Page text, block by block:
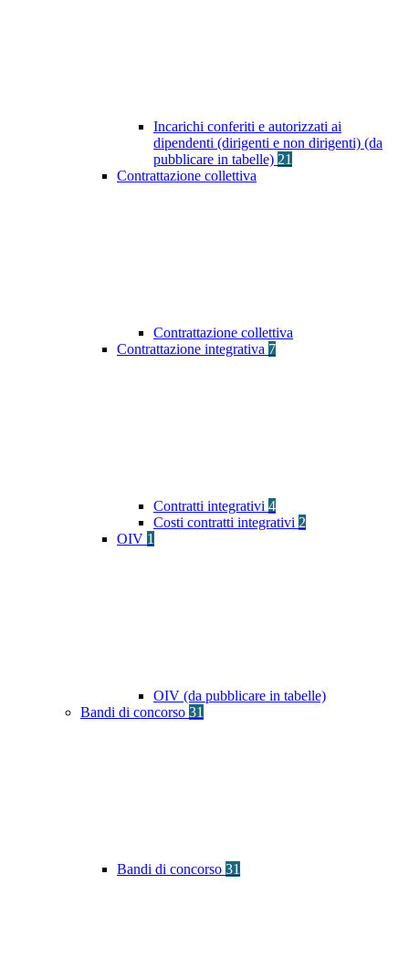
Incarichi conferiti e autorizzati ai
dipendenti (dirigenti e non dirigenti) (da
pubblicare in tabelle) 21
Contrattazione collettiva
Contrattazione collettiva
Contrattazione integrativa 7
Contratti integrativi 4
Costi contratti integrativi 2
OIV 1
OIV (da pubblicare in tabelle)
Bandi di concorso 31
Bandi di concorso 31